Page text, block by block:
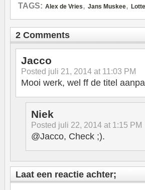
TAGS: Alex de Vries, Jans Muskee,
2 Comments
Jacco
Posted juli 21, 2014 at 11:03 PM
Mooi werk, wel ff de titel
Niek
Posted juli 22, 2014 at 1:15 PM
@Jacco, Check ;).
Laat een reactie achter;